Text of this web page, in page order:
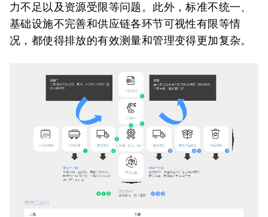
力不足以及资源受限等问题。此外，标准不统一、
基础设施不完善和供应链各环节可视性有限等情
况，都使得排放的有效测量和管理变得更加复杂。